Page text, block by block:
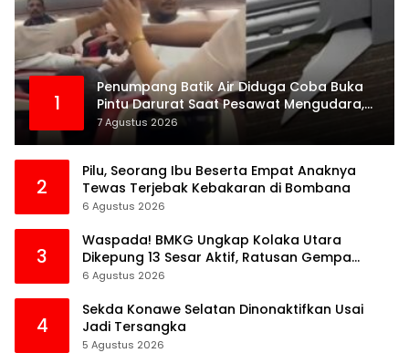
1
Penumpang Batik Air Diduga Coba Buka
Pintu Darurat Saat Pesawat Mengudara,
Kepanikan Pecah di Dalam Kabin
7 Agustus 2026
2
Pilu, Seorang Ibu Beserta Empat Anaknya
Tewas Terjebak Kebakaran di Bombana
6 Agustus 2026
3
Waspada! BMKG Ungkap Kolaka Utara
Dikepung 13 Sesar Aktif, Ratusan Gempa
Sudah Terekam
6 Agustus 2026
4
Sekda Konawe Selatan Dinonaktifkan Usai
Jadi Tersangka
5 Agustus 2026